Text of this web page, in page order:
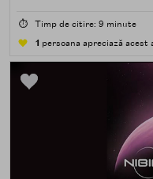
care îți place, de fapt,
atingând, comparând,
⏱️ Timp de citire: 9 minute
1 persoana apreciază acest